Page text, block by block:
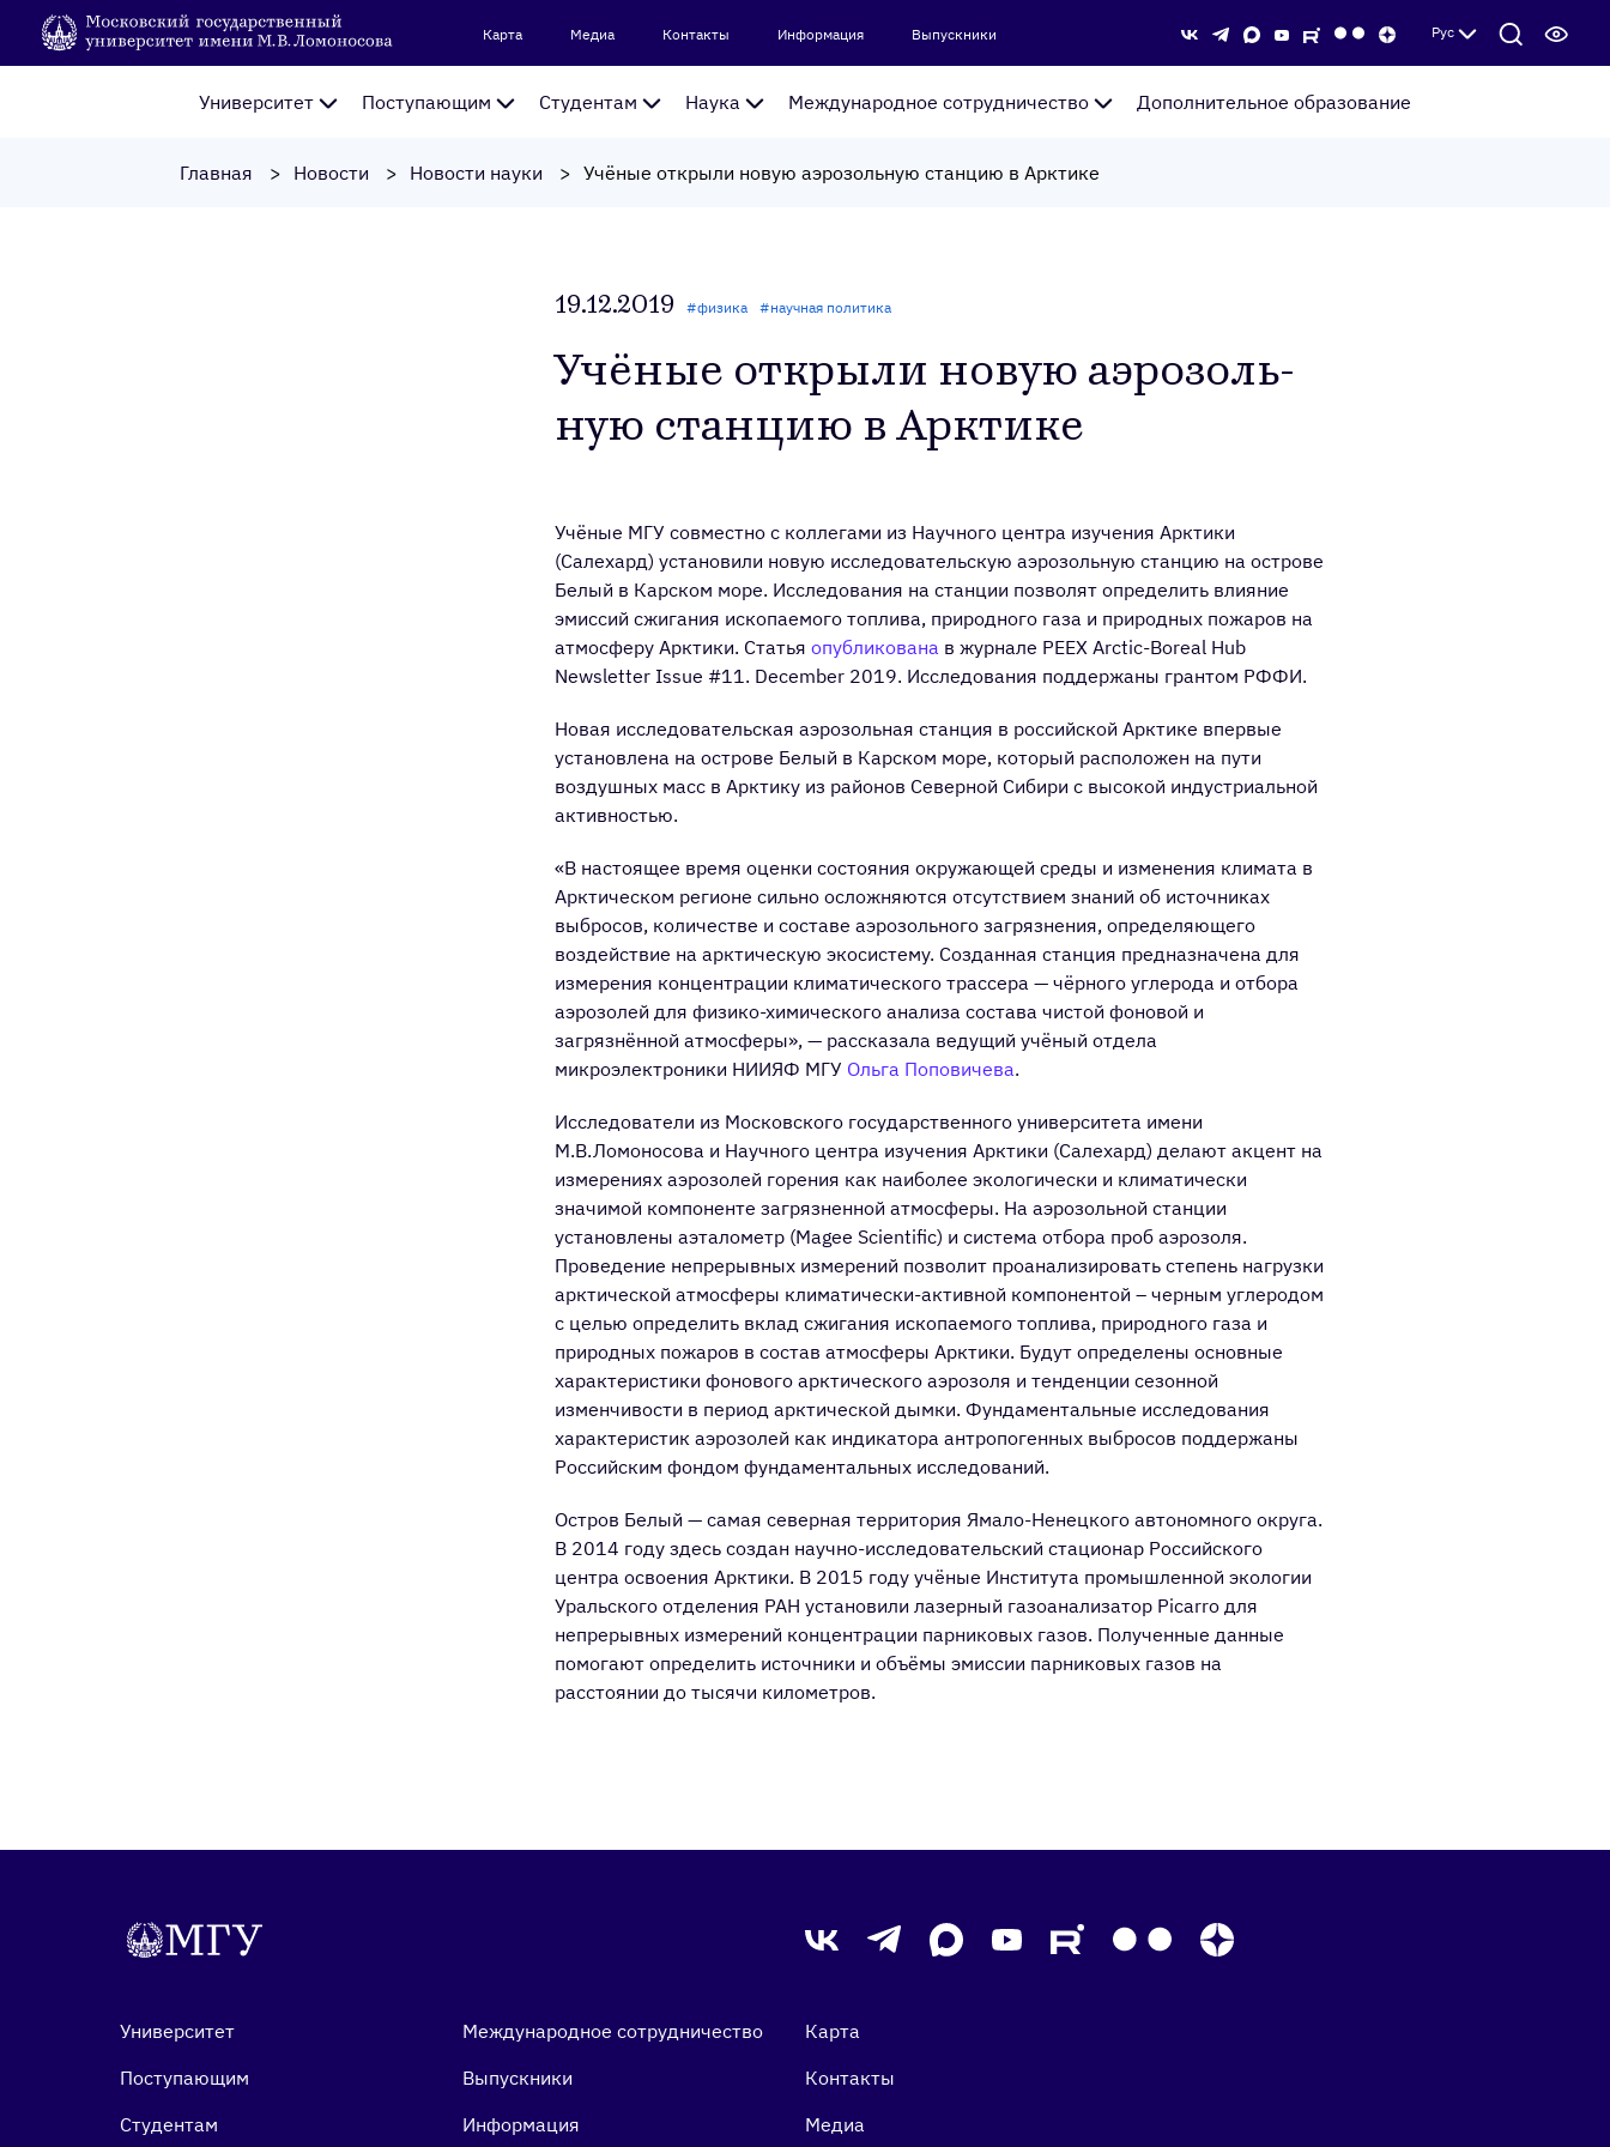
Карта Медиа Контакты Информация Выпускники Рус
Университет Поступающим Студентам Наука Международное сотрудничество Дополнительное образование
Главная Новости Новости науки Учёные открыли новую аэрозольную станцию в Арктике
19.12.2019 #физика #научная политика
Учё­ные от­кры­ли но­вую а­эро­золь­
ную стан­цию в Ар­кти­ке
Учёные МГУ совместно с коллегами из Научного центра изучения Арктики
(Салехард) установили новую исследовательскую аэрозольную станцию на острове
Белый в Карском море. Исследования на станции позволят определить влияние
эмиссий сжигания ископаемого топлива, природного газа и природных пожаров на
атмосферу Арктики. Статья опубликована в журнале PEEX Arctic-Boreal Hub
Newsletter Issue #11. December 2019. Исследования поддержаны грантом РФФИ.
Новая исследовательская аэрозольная станция в российской Арктике впервые
установлена на острове Белый в Карском море, который расположен на пути
воздушных масс в Арктику из районов Северной Сибири с высокой индустриальной
активностью.
«В настоящее время оценки состояния окружающей среды и изменения климата в
Арктическом регионе сильно осложняются отсутствием знаний об источниках
выбросов, количестве и составе аэрозольного загрязнения, определяющего
воздействие на арктическую экосистему. Созданная станция предназначена для
измерения концентрации климатического трассера — чёрного углерода и отбора
аэрозолей для физико-химического анализа состава чистой фоновой и
загрязнённой атмосферы», — рассказала ведущий учёный отдела
микроэлектроники НИИЯФ МГУ Ольга Поповичева.
Исследователи из Московского государственного университета имени
М.В.Ломоносова и Научного центра изучения Арктики (Салехард) делают акцент на
измерениях аэрозолей горения как наиболее экологически и климатически
значимой компоненте загрязненной атмосферы. На аэрозольной станции
установлены аэталометр (Magee Scientific) и система отбора проб аэрозоля.
Проведение непрерывных измерений позволит проанализировать степень нагрузки
арктической атмосферы климатически-активной компонентой – черным углеродом
с целью определить вклад сжигания ископаемого топлива, природного газа и
природных пожаров в состав атмосферы Арктики. Будут определены основные
характеристики фонового арктического аэрозоля и тенденции сезонной
изменчивости в период арктической дымки. Фундаментальные исследования
характеристик аэрозолей как индикатора антропогенных выбросов поддержаны
Российским фондом фундаментальных исследований.
Остров Белый — самая северная территория Ямало-Ненецкого автономного округа.
В 2014 году здесь создан научно-исследовательский стационар Российского
центра освоения Арктики. В 2015 году учёные Института промышленной экологии
Уральского отделения РАН установили лазерный газоанализатор Picarro для
непрерывных измерений концентрации парниковых газов. Полученные данные
помогают определить источники и объёмы эмиссии парниковых газов на
расстоянии до тысячи километров.
Университет
Поступающим
Студентам
Международное сотрудничество
Выпускники
Информация
Карта
Контакты
Медиа